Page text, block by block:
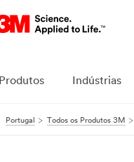
Produtos Indústrias
Portugal Todos os Produtos 3M